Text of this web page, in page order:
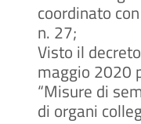
coordinato
n. 27;
Visto il
maggio 2020
“Misure di
di organi